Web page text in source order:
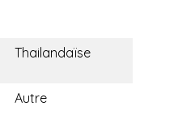
Thailandaïse
Autre